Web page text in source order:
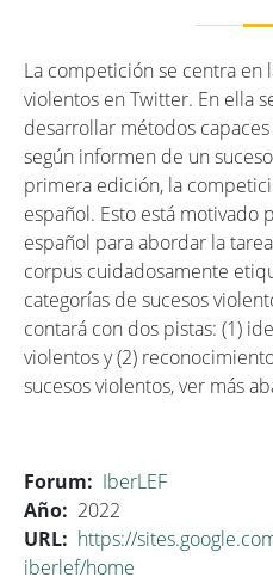
La competición se centra
violentos en Twitter. En ella
desarrollar métodos
según informen de un
primera edición, la
español. Esto está motivado
español para abordar la
corpus cuidadosamente
categorías de sucesos
contará con dos pistas: (1)
violentos y (2)
sucesos violentos, ver más
Forum
IberLEF
Año
2022
URL
https://
iberlef/home